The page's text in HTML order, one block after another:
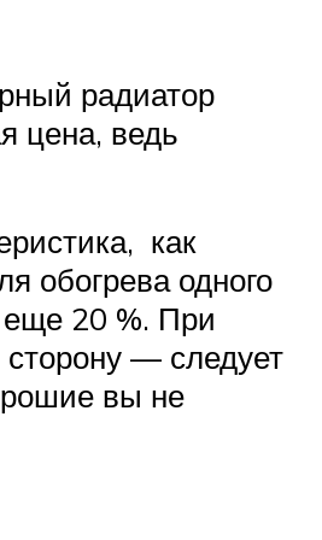
радиатор
цена, ведь
как
обогрева одного
еще 20 %. При
— следует
вы не